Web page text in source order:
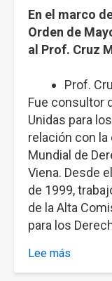
de
la
APDH
en
Balcarce
En el marco
Orden de
al Prof. Cruz
Prof.
Fue consultor
Unidas para
relación con
Mundial de
Viena. Desde
de 1999,
de la Alta
para los
Lee más
Mesa